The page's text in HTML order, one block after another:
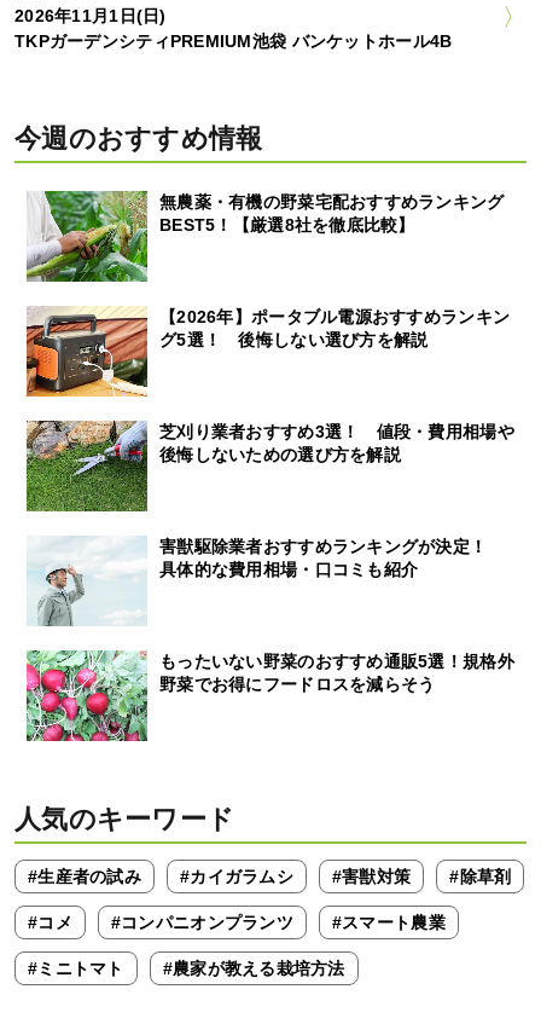
2026年11月1日(日)
TKPガーデンシティPREMIUM池袋 バンケットホール4B
今週のおすすめ情報
無農薬・有機の野菜宅配おすすめランキング
BEST5！【厳選8社を徹底比較】
【2026年】ポータブル電源おすすめランキン
グ5選！ 後悔しない選び方を解説
芝刈り業者おすすめ3選！ 値段・費用相場や
後悔しないための選び方を解説
害獣駆除業者おすすめランキングが決定！
具体的な費用相場・口コミも紹介
もったいない野菜のおすすめ通販5選！規格外
野菜でお得にフードロスを減らそう
人気のキーワード
#生産者の試み #カイガラムシ #害獣対策 #除草剤
#コメ #コンパニオンプランツ #スマート農業
#ミニトマト #農家が教える栽培方法